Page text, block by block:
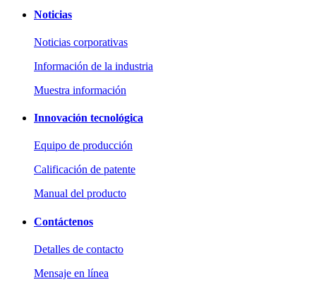
Noticias
Noticias corporativas
Información de la industria
Muestra información
Innovación tecnológica
Equipo de producción
Calificación de patente
Manual del producto
Contáctenos
Detalles de contacto
Mensaje en línea